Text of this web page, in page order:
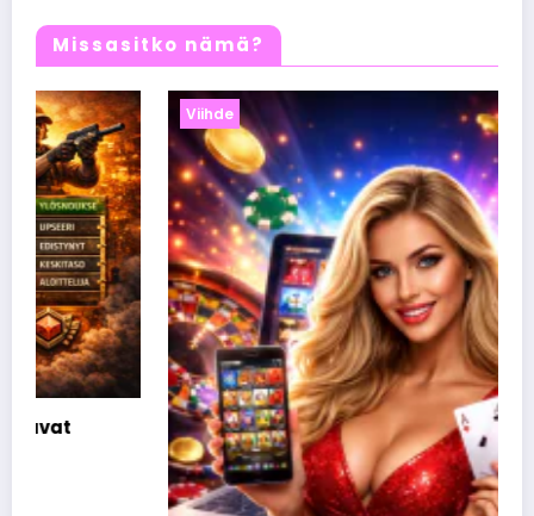
Missasitko nämä?
Viihde